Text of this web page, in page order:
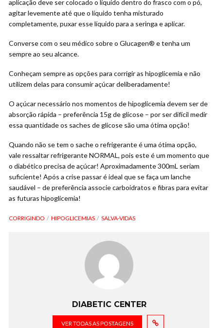
aplicação deve ser colocado o líquido dentro do frasco com o pó,
agitar levemente até que o líquido tenha misturado
completamente, puxar esse líquido para a seringa e aplicar.
Converse com o seu médico sobre o Glucagen® e tenha um
sempre ao seu alcance.
Conheçam sempre as opções para corrigir as hipoglicemia e não
utilizem delas para consumir açúcar deliberadamente!
O açúcar necessário nos momentos de hipoglicemia devem ser de
absorção rápida – preferência 15g de glicose – por ser difícil medir
essa quantidade os saches de glicose são uma ótima opção!
Quando não se tem o sache o refrigerante é uma ótima opção,
vale ressaltar refrigerante NORMAL, pois este é um momento que
o diabético precisa de açúcar! Aproximadamente 300mL seriam
suficiente! Após a crise passar é ideal que se faça um lanche
saudável – de preferência associe carboidratos e fibras para evitar
as futuras hipoglicemia!
CORRIGINDO HIPOGLICEMIAS SALVA-VIDAS
DIABETIC CENTER
VER TODAS AS POSTAGENS